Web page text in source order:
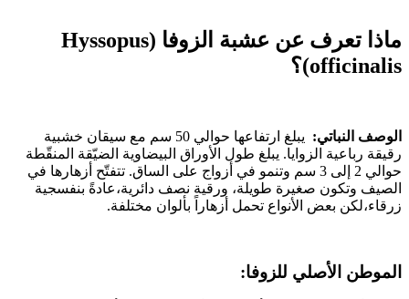
ماذا تعرف عن عشبة الزوفا (Hyssopus
officinalis)؟
الوصف النباتي:
يبلغ ارتفاعها حوالي 50 سم مع سيقان خشبية
رقيقة رباعية الزوايا. يبلغ طول الأوراق البيضاوية الضيّقة المنقّطة
حوالي 2 إلى 3 سم وتنمو في أزواج على الساق. تتفتّح أزهارها في
الصيف وتكون صغيرة طويلة، ورقية نصف دائرية،عادةً بنفسجية
زرقاء،لكن بعض الأنواع تحمل أزهاراً بألوان مختلفة.
الموطن الأصلي للزوفا: